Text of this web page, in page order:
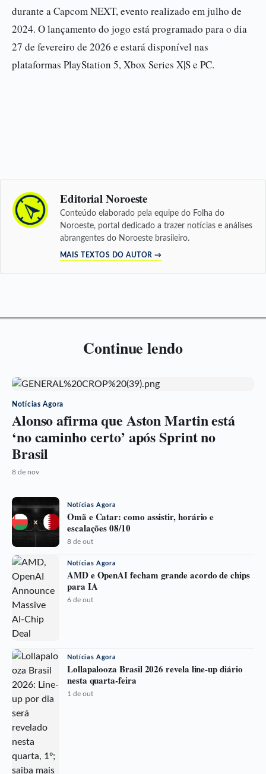
durante a Capcom NEXT, evento realizado em julho de
2024. O lançamento do jogo está programado para o dia
27 de fevereiro de 2026 e estará disponível nas
plataformas PlayStation 5, Xbox Series X|S e PC.
Editorial Noroeste
Conteúdo elaborado pela equipe do Folha do
Noroeste, portal dedicado a trazer notícias e análises
abrangentes do Noroeste brasileiro.
MAIS TEXTOS DO AUTOR →
Continue lendo
Notícias Agora
Alonso afirma que Aston Martin está
‘no caminho certo’ após Sprint no
Brasil
8 de nov
Notícias Agora
Omã e Catar: como assistir, horário e
escalações 08/10
8 de out
Notícias Agora
AMD e OpenAI fecham grande acordo de chips
para IA
6 de out
Notícias Agora
Lollapalooza Brasil 2026 revela line-up diário
nesta quarta-feira
1 de out